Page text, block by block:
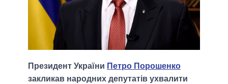
Президент України Петро Порошенко
закликав народних депутатів ухвалити